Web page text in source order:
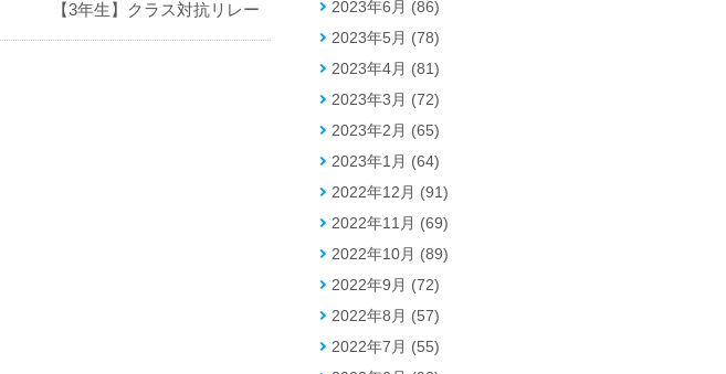
【3年生】クラス対抗リレー
2023年6月 (86)
2023年5月 (78)
2023年4月 (81)
2023年3月 (72)
2023年2月 (65)
2023年1月 (64)
2022年12月 (91)
2022年11月 (69)
2022年10月 (89)
2022年9月 (72)
2022年8月 (57)
2022年7月 (55)